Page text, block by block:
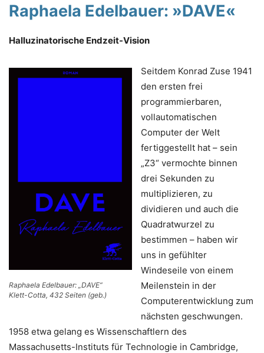
Raphaela Edelbauer: »DAVE«
Halluzinatorische Endzeit-Vision
Raphaela Edelbauer: „DAVE“
Klett-Cotta, 432 Seiten (geb.)
Seitdem Konrad Zuse 1941
den ersten frei
programmierbaren,
vollautomatischen
Computer der Welt
fertiggestellt hat – sein
„Z3“ vermochte binnen
drei Sekunden zu
multiplizieren, zu
dividieren und auch die
Quadratwurzel zu
bestimmen – haben wir
uns in gefühlter
Windeseile von einem
Meilenstein in der
Computerentwicklung zum
nächsten geschwungen.
1958 etwa gelang es Wissenschaftlern des
Massachusetts-Instituts für Technologie in Cambridge,